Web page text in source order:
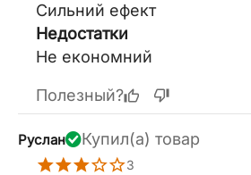
Сильний ефект
Недостатки
Не економний
Полезный?
Руслан Купил(а) товар
3